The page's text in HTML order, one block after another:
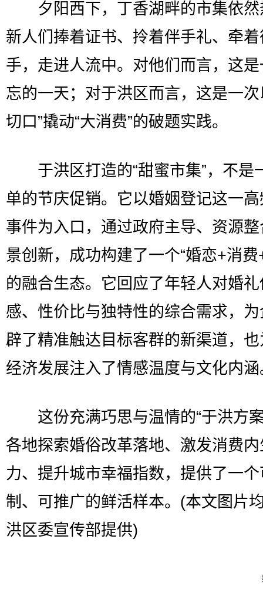
夕阳西下，丁香湖畔的市集依然
新人们捧着证书、拎着伴手礼、牵
手，走进人流中。对他们而言，这
忘的一天；对于洪区而言，这是一次
切口”撬动“大消费”的破题实践。
于洪区打造的“甜蜜市集”，不是
单的节庆促销。它以婚姻登记这一
事件为入口，通过政府主导、资源
景创新，成功构建了一个“婚恋+消费
的融合生态。它回应了年轻人对婚
感、性价比与独特性的综合需求，
辟了精准触达目标客群的新渠道，
经济发展注入了情感温度与文化内涵
这份充满巧思与温情的“于洪方案
各地探索婚俗改革落地、激发消费
力、提升城市幸福指数，提供了一
制、可推广的鲜活样本。(本文图片
洪区委宣传部提供)